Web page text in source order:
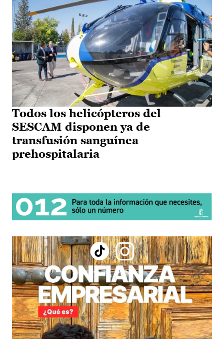
Todos los helicópteros del
SESCAM disponen ya de
transfusión sanguínea
prehospitalaria